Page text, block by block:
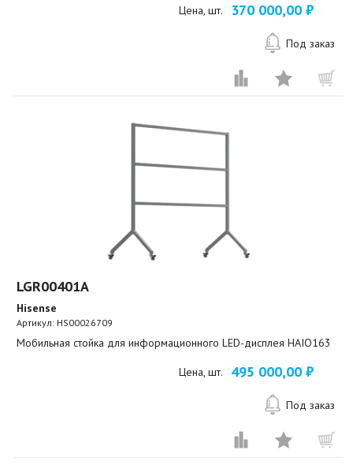
Цена, шт. 370 000,00 ₽
Под заказ
LGR00401A
Hisense
Артикул: HS00026709
Мобильная стойка для информационного LED-дисплея HAIO163
Цена, шт. 495 000,00 ₽
Под заказ